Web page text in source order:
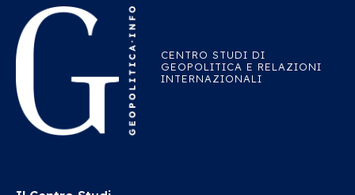
CENTRO STUDI DI
GEOPOLITICA E RELAZIONI
INTERNAZIONALI